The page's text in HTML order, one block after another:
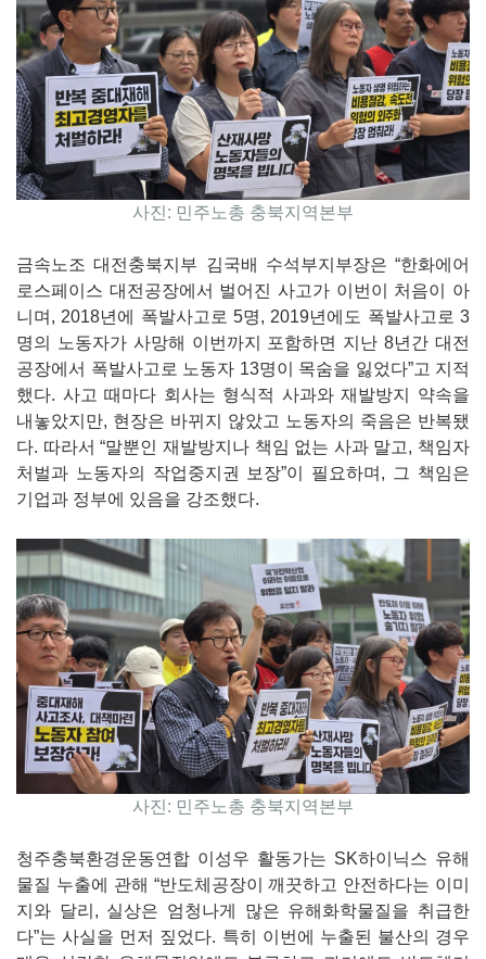
사진: 민주노총 충북지역본부
금속노조 대전충북지부 김국배 수석부지부장은 “한화에어
로스페이스 대전공장에서 벌어진 사고가 이번이 처음이 아
니며, 2018년에 폭발사고로 5명, 2019년에도 폭발사고로 3
명의 노동자가 사망해 이번까지 포함하면 지난 8년간 대전
공장에서 폭발사고로 노동자 13명이 목숨을 잃었다”고 지적
했다. 사고 때마다 회사는 형식적 사과와 재발방지 약속을
내놓았지만, 현장은 바뀌지 않았고 노동자의 죽음은 반복됐
다. 따라서 “말뿐인 재발방지나 책임 없는 사과 말고, 책임자
처벌과 노동자의 작업중지권 보장”이 필요하며, 그 책임은
기업과 정부에 있음을 강조했다.
사진: 민주노총 충북지역본부
청주충북환경운동연합 이성우 활동가는 SK하이닉스 유해
물질 누출에 관해 “반도체공장이 깨끗하고 안전하다는 이미
지와 달리, 실상은 엄청나게 많은 유해화학물질을 취급한
다”는 사실을 먼저 짚었다. 특히 이번에 누출된 불산의 경우